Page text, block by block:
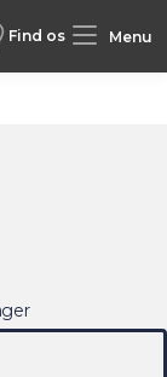
Find os Menu